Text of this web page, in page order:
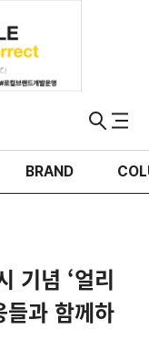
BRAND
기념 ‘얼리
과 함께하